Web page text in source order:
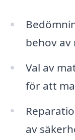
behov
Val av
för att
av